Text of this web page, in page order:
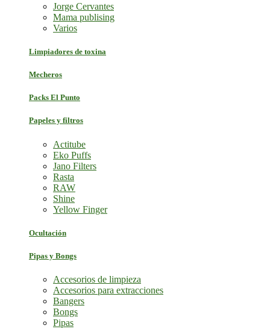
Jorge Cervantes
Mama publising
Varios
Limpiadores de toxina
Mecheros
Packs El Punto
Papeles y filtros
Actitube
Eko Puffs
Jano Filters
Rasta
RAW
Shine
Yellow Finger
Ocultación
Pipas y Bongs
Accesorios de limpieza
Accesorios para extracciones
Bangers
Bongs
Pipas